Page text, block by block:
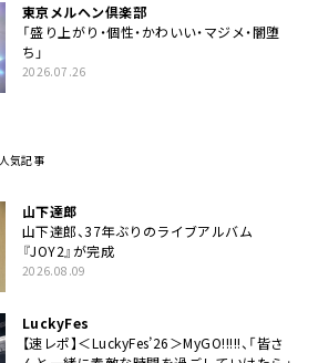
東京メルヘン倶楽部
「盛り上がり・個性・かわいい・マジメ・闇堕
ち」
2026.07.26
人気記事
山下達郎
山下達郎、37年ぶりのライブアルバム
『JOY2』が完成
2026.08.09
LuckyFes
【速レポ】＜LuckyFes’26＞MyGO!!!!!、「皆さ